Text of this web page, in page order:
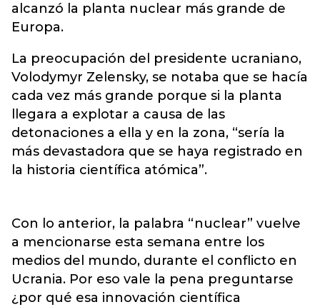
alcanzó la planta nuclear más grande de
Europa.
La preocupación del presidente ucraniano,
Volodymyr Zelensky, se notaba que se hacía
cada vez más grande porque si la planta
llegara a explotar a causa de las
detonaciones a ella y en la zona, “sería la
más devastadora que se haya registrado en
la historia científica atómica”.
Con lo anterior, la palabra “nuclear” vuelve
a mencionarse esta semana entre los
medios del mundo, durante el conflicto en
Ucrania. Por eso vale la pena preguntarse
¿por qué esa innovación científica